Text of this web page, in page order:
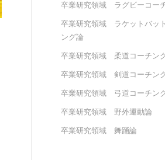
卒業研究領域 ラグビーコー
卒業研究領域 ラケットバッ
ング論
卒業研究領域 柔道コーチン
卒業研究領域 剣道コーチン
卒業研究領域 弓道コーチン
卒業研究領域 野外運動論
卒業研究領域 舞踊論